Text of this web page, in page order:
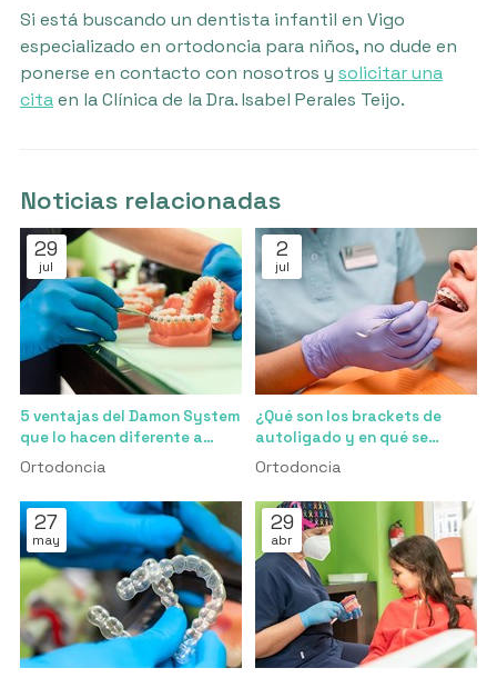
Si está buscando un dentista infantil en Vigo
especializado en ortodoncia para niños, no dude en
ponerse en contacto con nosotros y solicitar una
citaen la Clínica de la Dra. Isabel Perales Teijo.
Noticias relacionadas
29
jul
5 ventajas del Damon System
que lo hacen diferente a
cualquier otro bracket
Ortodoncia
2
jul
¿Qué son los brackets de
autoligado y en qué se
diferencian de los
Ortodoncia
27
may
29
abr